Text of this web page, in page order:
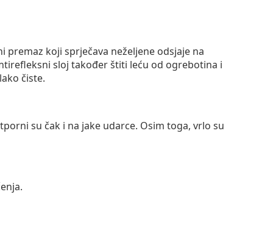
premaz koji sprječava neželjene odsjaje na
sloj također štiti leću od ogrebotina i
čiste.
su čak i na jake udarce. Osim toga, vrlo su